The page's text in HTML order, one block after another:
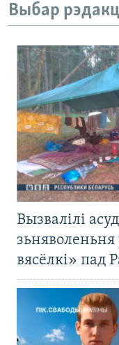
Выбар
Вызвалілі
зьняволеньня
вясёлкі» пад